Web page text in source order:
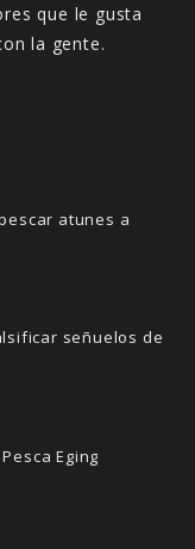
que le gusta
la gente.
atunes a
señuelos de
Eging